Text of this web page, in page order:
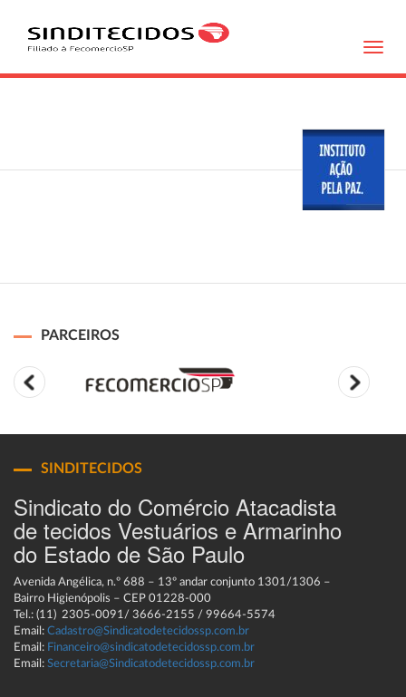
PARCEIROS
SINDITECIDOS
Sindicato do Comércio Atacadista
de tecidos Vestuários e Armarinho
do Estado de São Paulo
Avenida Angélica, n.º 688 – 13º andar conjunto 1301/1306 –
Bairro Higienópolis – CEP 01228-000
Tel.: (11) 2305-0091/ 3666-2155 / 99664-5574
Email: Cadastro@Sindicatodetecidossp.com.br
Email: Financeiro@sindicatodetecidossp.com.br
Email: Secretaria@Sindicatodetecidossp.com.br